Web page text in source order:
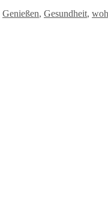
Genießen, Gesundheit,